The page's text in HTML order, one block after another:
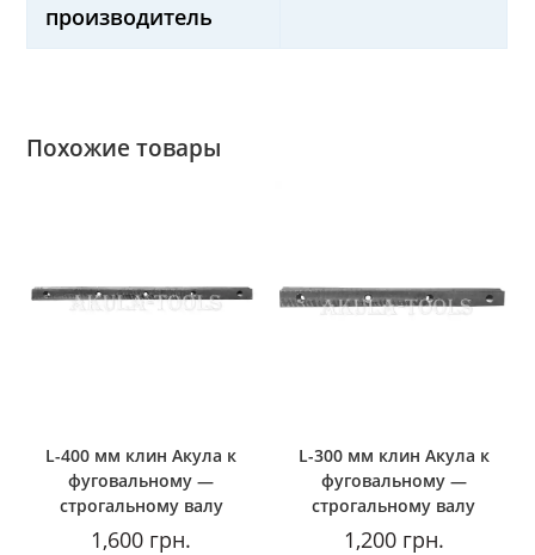
производитель
Похожие товары
L-400 мм клин Акула к
фуговальному —
строгальному валу
1,600 грн.
L-300 мм клин Акула к
фуговальному —
строгальному валу
1,200грн.